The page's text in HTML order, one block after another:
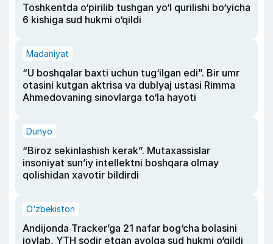
Toshkentda o‘pirilib tushgan yo‘l qurilishi bo‘yicha
6 kishiga sud hukmi o‘qildi
Madaniyat
“U boshqalar baxti uchun tug‘ilgan edi”. Bir umr
otasini kutgan aktrisa va dublyaj ustasi Rimma
Ahmedovaning sinovlarga to‘la hayoti
Dunyo
“Biroz sekinlashish kerak”. Mutaxassislar
insoniyat sun’iy intellektni boshqara olmay
qolishidan xavotir bildirdi
O‘zbekiston
Andijonda Tracker’ga 21 nafar bog‘cha bolasini
joylab, YTH sodir etgan ayolga sud hukmi o‘qildi